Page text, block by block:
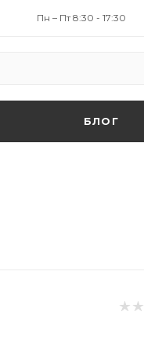
Пн – Пт 8:30 - 17:30
БЛОГ